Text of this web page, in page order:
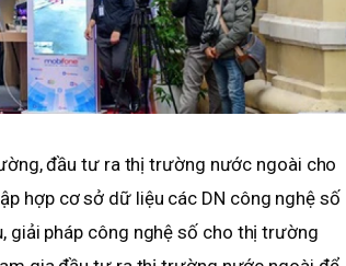
đầu tư ra thị trường nước ngoài cho
hợp cơ sở dữ liệu các DN công nghệ số
giải pháp công nghệ số cho thị trường